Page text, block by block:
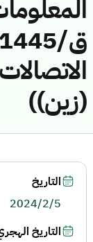
(زين))
التاريخ
2024/2/5
التاريخ